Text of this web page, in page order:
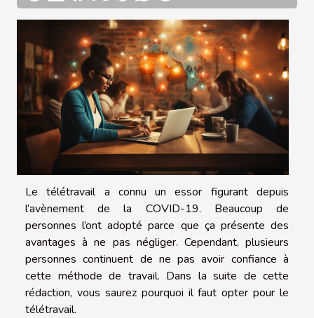
Le télétravail a connu un essor figurant depuis
l’avènement de la COVID-19. Beaucoup de
personnes l’ont adopté parce que ça présente des
avantages à ne pas négliger. Cependant, plusieurs
personnes continuent de ne pas avoir confiance à
cette méthode de travail. Dans la suite de cette
rédaction, vous saurez pourquoi il faut opter pour le
télétravail.